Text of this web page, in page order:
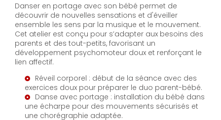
Danser en portage avec son bébé permet de
découvrir de nouvelles sensations et d'éveiller
ensemble les sens par la musique et le mouvement.
Cet atelier est conçu pour s’adapter aux besoins des
parents et des tout-petits, favorisant un
développement psychomoteur doux et renforçant le
lien affectif.
Réveil corporel : début de la séance avec des
exercices doux pour préparer le duo parent-bébé.
Danse avec portage : installation du bébé dans
une écharpe pour des mouvements sécurisés et
une chorégraphie adaptée.